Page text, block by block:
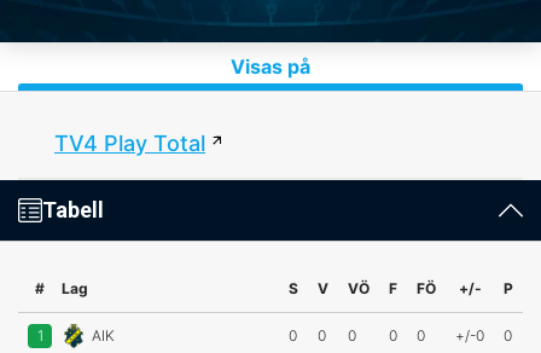
Visas på
TV4 Play Total
Tabell
# Lag S V VÖ F FÖ +/- P
1 AIK 0 0 0 0 0 +/-0 0